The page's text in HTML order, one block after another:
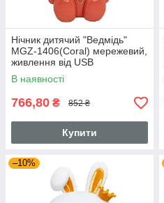
Нічник дитячий "Ведмідь"
MGZ-1406(Coral) мережевий,
живлення від USB
В наявності
766,80 ₴ 852 ₴
Купити
–10%